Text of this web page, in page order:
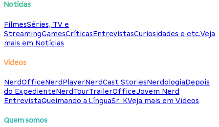
Notícias
FilmesSéries, TV e
StreamingGamesCríticasEntrevistasCuriosidades e etc.Veja
mais em Notícias
Vídeos
NerdOfficeNerdPlayerNerdCast StoriesNerdologiaDepois
do ExpedienteNerdTourTrailerOfficeJovem Nerd
EntrevistaQueimando a LínguaSr. KVeja mais em Vídeos
Quem somos